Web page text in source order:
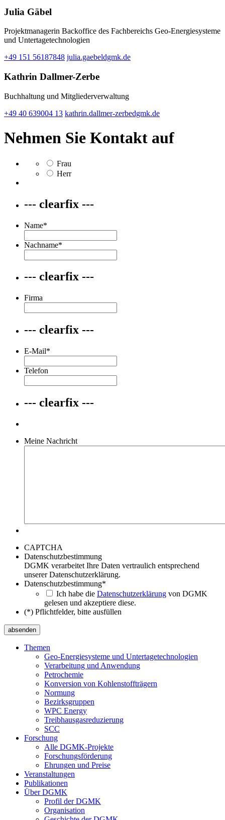
Julia Gäbel
Projektmanagerin Backoffice des Fachbereichs Geo-Energiesysteme
und Untertagetechnologien
+49 151 56187848 julia.gaebeldgmk.de
Kathrin Dallmer-Zerbe
Buchhaltung und Mitgliederverwaltung
+49 40 639004 13 kathrin.dallmer-zerbedgmk.de
Nehmen Sie Kontakt auf
Frau
Herr
--- clearfix ---
Name*
Nachname*
--- clearfix ---
Firma
--- clearfix ---
E-Mail*
Telefon
--- clearfix ---
Meine Nachricht
CAPTCHA
Datenschutzbestimmung
DGMK verarbeitet Ihre Daten vertraulich entsprechend
unserer Datenschutzerklärung.
Datenschutzbestimmung*
Ich habe die Datenschutzerklärung von DGMK
gelesen und akzeptiere diese.
(*) Pflichtfelder, bitte ausfüllen
Themen
Geo-Energiesysteme und Untertage­technologien
Verarbeitung und Anwendung
Petrochemie
Konversion von Kohlenstoffträgern
Normung
Bezirksgruppen
WPC Energy
Treibhausgas­reduzierung
SCC
Forschung
Alle DGMK-Projekte
Forschungsförderung
Ehrungen und Preise
Veranstaltungen
Publikationen
Über DGMK
Profil der DGMK
Organisation